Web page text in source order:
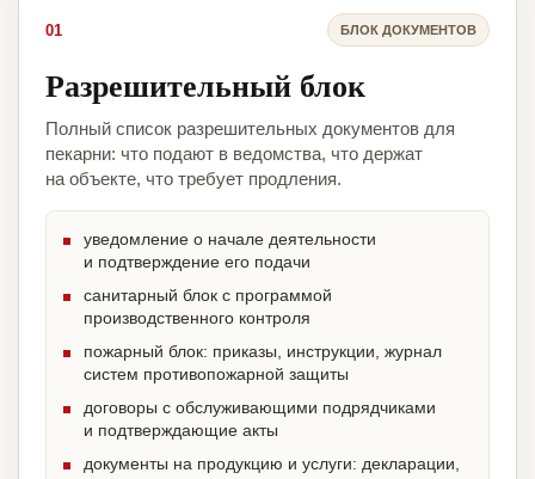
01 БЛОК ДОКУМЕНТОВ
Разрешительный блок
Полный список разрешительных документов для
пекарни: что подают в ведомства, что держат
на объекте, что требует продления.
уведомление о начале деятельности
и подтверждение его подачи
санитарный блок с программой
производственного контроля
пожарный блок: приказы, инструкции, журнал
систем противопожарной защиты
договоры с обслуживающими подрядчиками
и подтверждающие акты
документы на продукцию и услуги: декларации,